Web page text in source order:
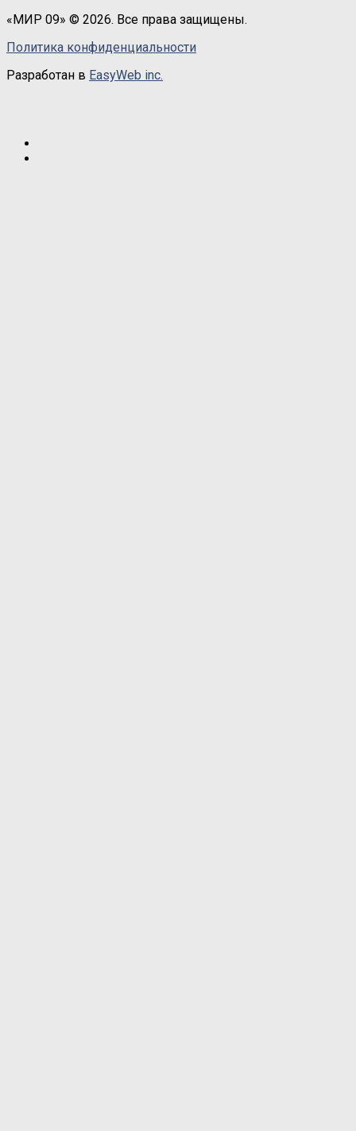
«МИР 09» © 2026. Все права защищены.
Политика конфиденциальности
Разработан в EasyWeb inc.